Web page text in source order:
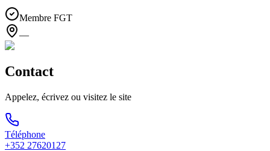
Membre FGT
—
Contact
Appelez, écrivez ou visitez le site
Téléphone
+352 27620127